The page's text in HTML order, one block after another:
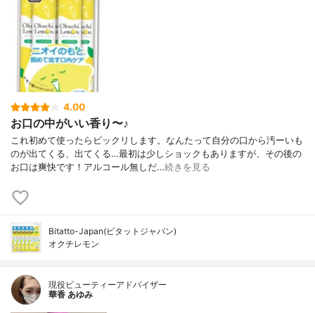
4.00
お口の中がいい香り〜♪
これ初めて使ったらビックリします。なんたって自分の口から汚ーいも
のが出てくる、出てくる…最初は少しショックもありますが、その後の
お口は爽快です！アルコール無しだ…続きを見る
Bitatto-Japan(ビタットジャパン)
オクチレモン
現役ビューティーアドバイザー
華香 あゆみ